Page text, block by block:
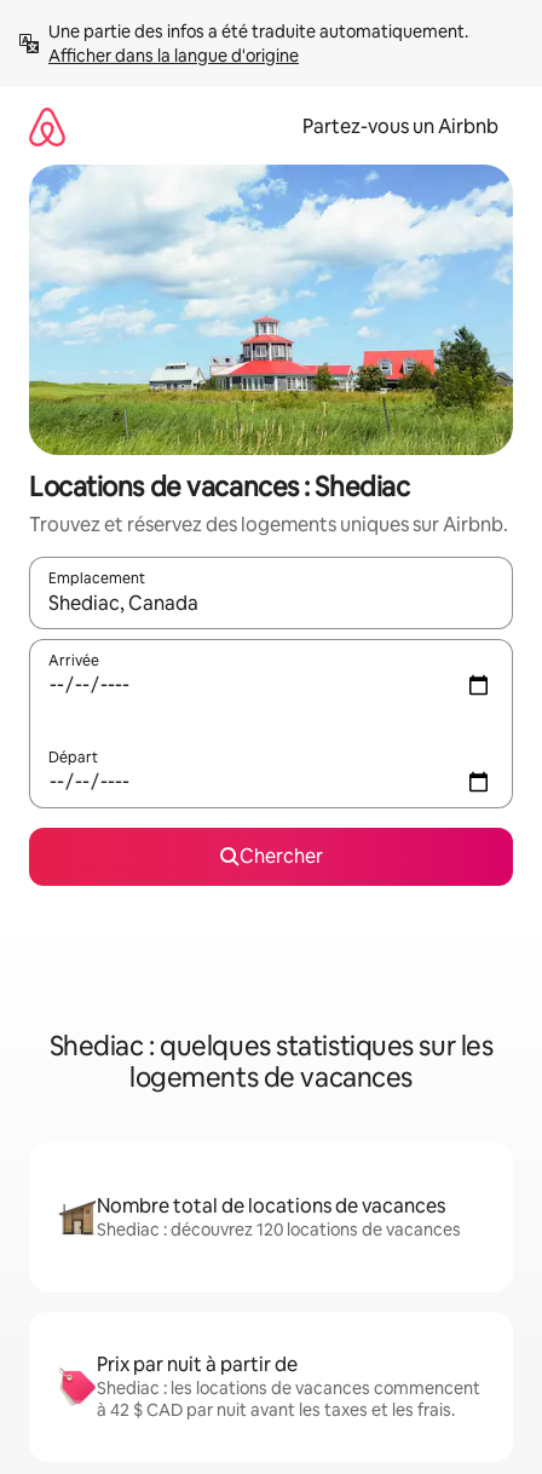
directement
Afficher dans la langue d'origine
Partez-vous un Airbnb
Locations de vacances : Shediac
Trouvez et réservez des logements uniques sur Airbnb.
Emplacement
Quand les résultats sont affichés, parcourez-les en utilisant
Arrivée
Départ
Chercher
Shediac : quelques statistiques sur les
logements de vacances
Nombre total de locations de vacances
Shediac : découvrez 120 locations de vacances
Prix par nuit à partir de
Shediac : les locations de vacances commencent
à 42 $ CAD par nuit avant les taxes et les frais.